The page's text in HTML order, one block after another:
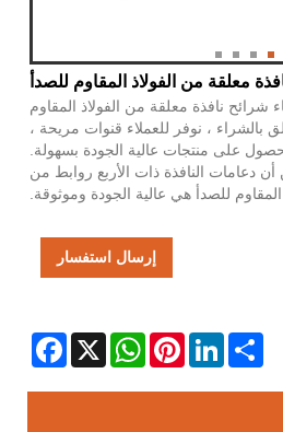
معلقة من الفولاذ المقاوم للصدأ
شرائح نافذة معلقة من الفولاذ المقاوم
بالشراء ، نوفر للعملاء قنوات مريحة ،
على منتجات عالية الجودة بسهولة.
أن دعامات النافذة ذات الأربع روابط من
المقاوم للصدأ هي عالية الجودة وموثوقة.
إرسال استفسار
X
WhatsAppPinterestLinkedInShare